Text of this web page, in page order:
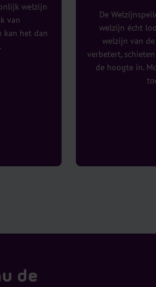
welzijn
van
kan het dan
De
welzijn écht
welzijn van
verbetert,
de hoogte in.
de